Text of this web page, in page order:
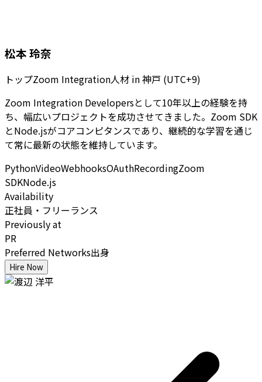
松本 玲奈
トップZoom Integration人材 in神戸 (UTC+9)
Zoom Integration Developersとして10年以上の経験を持
ち、幅広いプロジェクトを成功させてきました。Zoom SDK
とNode.jsがコアコンピタンスであり、継続的な学習を通じ
て常に最新の状態を維持しています。
PythonVideoWebhooksOAuthRecordingZoom
SDKNode.js
Availability
正社員・フリーランス
Previously at
PR
Preferred Networks出身
Hire Now